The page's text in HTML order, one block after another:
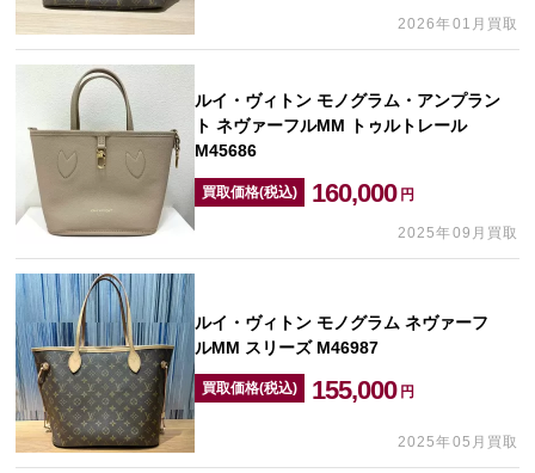
2026年01月買取
ルイ・ヴィトン モノグラム・アンプラン
ト ネヴァーフルMM トゥルトレール
M45686
買取価格(税込) 160,000 円
2025年09月買取
ルイ・ヴィトン モノグラム ネヴァーフ
ルMM スリーズ M46987
買取価格(税込) 155,000 円
2025年05月買取